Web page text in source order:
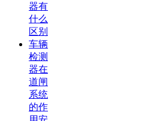
器有
什么
区别
车辆
检测
器在
道闸
系统
的作